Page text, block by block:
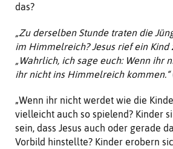
das?
„Zu derselben Stunde traten die
im Himmelreich? Jesus rief ein
„Wahrlich, ich sage euch: Wenn ihr
ihr nicht ins Himmelreich kommen.“
„Wenn ihr nicht werdet wie die
vielleicht auch so spielend? Kinder
sein, dass Jesus auch oder gerade
Vorbild hinstellte? Kinder erobern